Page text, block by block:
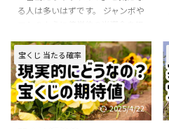
る人は多いはずです。 ジャンボや
ロトのように比較的当たりやすい
ものまで、種類によって確率も特
徴も大きく異なります。 この記
事では、宝くじの種類別の当選確
率を一覧で整理し、それぞれの魅
力や選び方のコツをわかりやすく
宝くじ 当たる確率
2025/4/22